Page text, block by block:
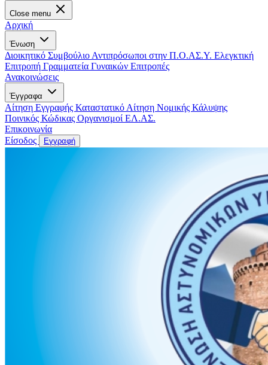
Close menu
Αρχική
Ένωση
Διοικητικό Συμβούλιο Αντιπρόσωποι στην Π.Ο.ΑΣ.Υ. Ελεγκτική
Επιτροπή Γραμματεία Γυναικών Επιτροπές
Ανακοινώσεις
Έγγραφα
Αίτηση Εγγραφής Καταστατικό Αίτηση Νομικής Κάλυψης
Ποινικός Κώδικας Οργανισμοί ΕΛ.ΑΣ.
Επικοινωνία
Είσοδος
Εγγραφή